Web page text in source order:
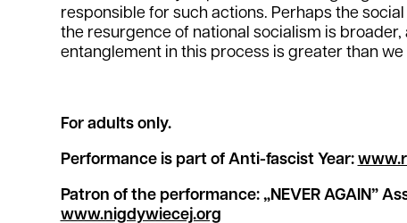
responsible for such actions. Perhaps the
the resurgence of national socialism is broader,
entanglement in this process is greater than
For adults only.
Performance is part of Anti-fascist Year:
Patron of the performance: „NEVER AGAIN”
www.nigdywiecej.org